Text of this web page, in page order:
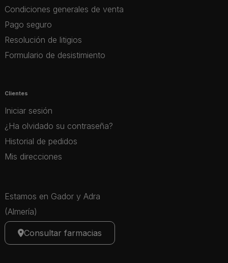
Condiciones generales de venta
Pago seguro
Resolución de litigios
Formulario de desistimiento
Clientes
Iniciar sesión
¿Ha olvidado su contraseña?
Historial de pedidos
Mis direcciones
Estamos en Gador y Adra
(Almería)
Consultar farmacias